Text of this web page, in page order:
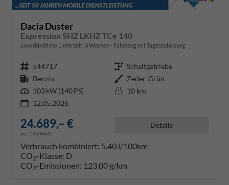
Dacia Duster
Expression SHZ LKHZ TCe 140
unverbindliche Lieferzeit: 3 Wochen Fahrzeug mit Tageszulassung
Fahrzeugnr. 544717 Getriebe Schaltgetriebe
Kraftstoff Benzin Außenfarbe Zeder-Grün
Leistung 103 kW (140 PS) Kilometerstand 10 km
12.05.2026
24.689,– €
incl. 19% MwSt.
Details
Verbrauch kombiniert: 5,40 l/100km
CO2-Klasse: D
CO2-Emissionen: 123,00 g/km